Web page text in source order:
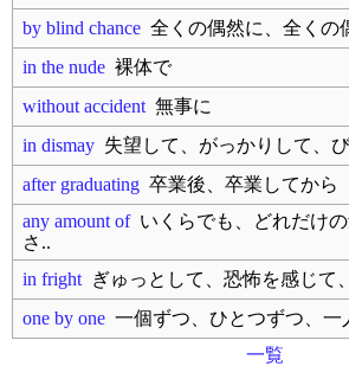
by blind chance 全くの偶然に、全くの
in the nude 裸体で
without accident 無事に
in dismay 失望して、がっかりして、
after graduating 卒業後、卒業してから
any amount ofいくらでも、どれだけの
さ..
in fright ぎゅっとして、恐怖を感じて
one by one 一個ずつ、ひとつずつ、一
一覧